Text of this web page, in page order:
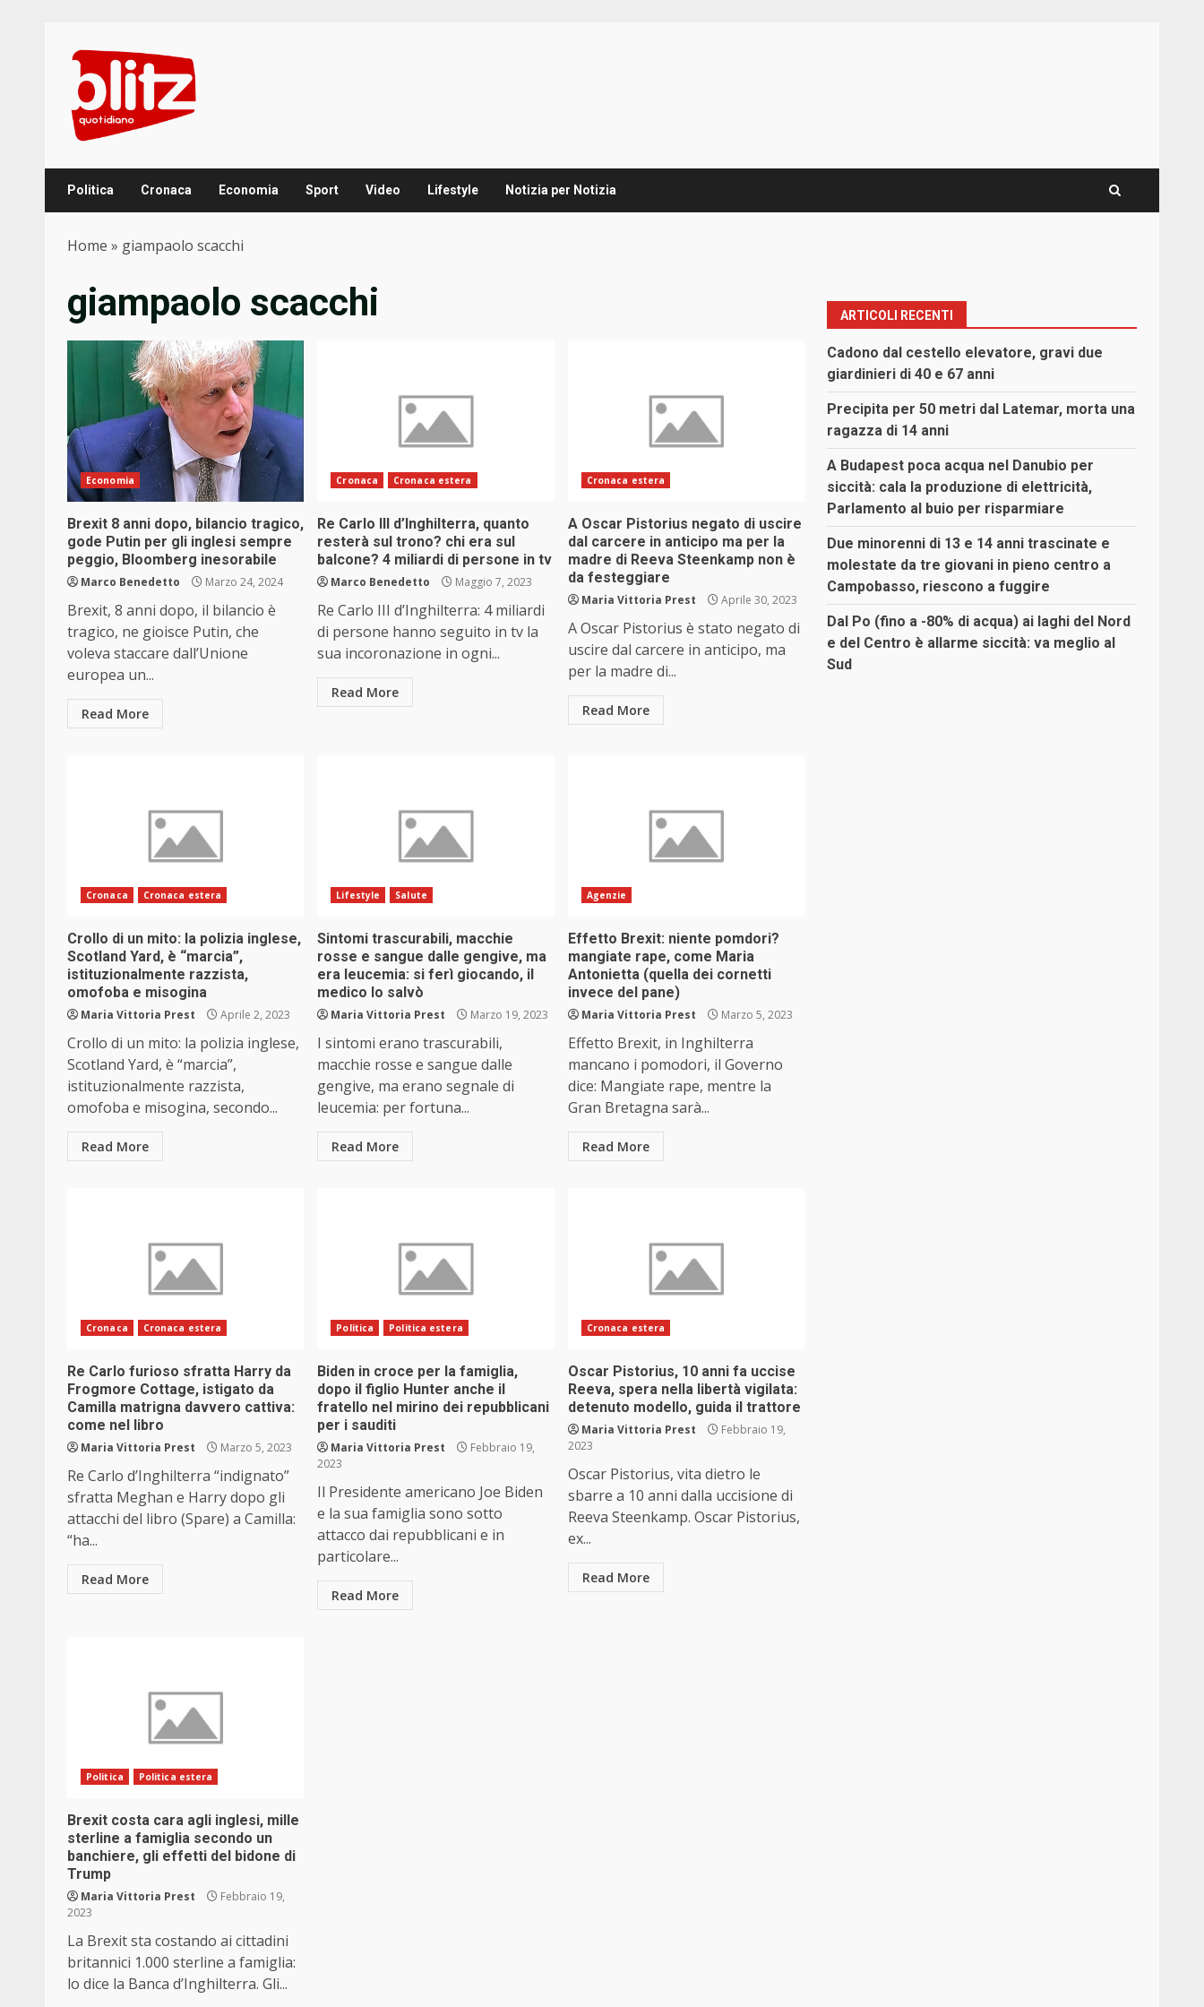
content
Politica Cronaca Economia Sport Video Lifestyle Notizia per Notizia
Home » giampaolo scacchi
giampaolo scacchi
Economia
Brexit 8 anni dopo, bilancio tragico,
gode Putin per gli inglesi sempre
peggio, Bloomberg inesorabile
Marco Benedetto Marzo 24, 2024
Brexit, 8 anni dopo, il bilancio è
tragico, ne gioisce Putin, che
voleva staccare dall’Unione
europea un...
Read More
Cronaca Cronaca estera
Re Carlo III d’Inghilterra, quanto
resterà sul trono? chi era sul
balcone? 4 miliardi di persone in tv
Marco Benedetto Maggio 7, 2023
Re Carlo III d’Inghilterra: 4 miliardi
di persone hanno seguito in tv la
sua incoronazione in ogni...
Read More
Cronaca estera
A Oscar Pistorius negato di uscire
dal carcere in anticipo ma per la
madre di Reeva Steenkamp non è
da festeggiare
Maria Vittoria Prest Aprile 30, 2023
A Oscar Pistorius è stato negato di
uscire dal carcere in anticipo, ma
per la madre di...
Read More
Cronaca Cronaca estera
Crollo di un mito: la polizia inglese,
Scotland Yard, è “marcia”,
istituzionalmente razzista,
omofoba e misogina
Maria Vittoria Prest Aprile 2, 2023
Crollo di un mito: la polizia inglese,
Scotland Yard, è “marcia”,
istituzionalmente razzista,
omofoba e misogina, secondo...
Read More
Lifestyle Salute
Sintomi trascurabili, macchie
rosse e sangue dalle gengive, ma
era leucemia: si ferì giocando, il
medico lo salvò
Maria Vittoria Prest Marzo 19, 2023
I sintomi erano trascurabili,
macchie rosse e sangue dalle
gengive, ma erano segnale di
leucemia: per fortuna...
Read More
Agenzie
Effetto Brexit: niente pomdori?
mangiate rape, come Maria
Antonietta (quella dei cornetti
invece del pane)
Maria Vittoria Prest Marzo 5, 2023
Effetto Brexit, in Inghilterra
mancano i pomodori, il Governo
dice: Mangiate rape, mentre la
Gran Bretagna sarà...
Read More
Cronaca Cronaca estera
Re Carlo furioso sfratta Harry da
Frogmore Cottage, istigato da
Camilla matrigna davvero cattiva:
come nel libro
Maria Vittoria Prest Marzo 5, 2023
Re Carlo d’Inghilterra “indignato”
sfratta Meghan e Harry dopo gli
attacchi del libro (Spare) a Camilla:
“ha...
Read More
Politica Politica estera
Biden in croce per la famiglia,
dopo il figlio Hunter anche il
fratello nel mirino dei repubblicani
per i sauditi
Maria Vittoria Prest
Febbraio 19,
2023
Il Presidente americano Joe Biden
e la sua famiglia sono sotto
attacco dai repubblicani e in
particolare...
Read More
Cronaca estera
Oscar Pistorius, 10 anni fa uccise
Reeva, spera nella libertà vigilata:
detenuto modello, guida il trattore
Maria Vittoria Prest
Febbraio 19,
2023
Oscar Pistorius, vita dietro le
sbarre a 10 anni dalla uccisione di
Reeva Steenkamp. Oscar Pistorius,
ex...
Read More
Politica Politica estera
Brexit costa cara agli inglesi, mille
sterline a famiglia secondo un
banchiere, gli effetti del bidone di
Trump
Maria Vittoria Prest
Febbraio 19,
2023
La Brexit sta costando ai cittadini
britannici 1.000 sterline a famiglia:
lo dice la Banca d’Inghilterra. Gli...
ARTICOLI RECENTI
Cadono dal cestello elevatore, gravi due
giardinieri di 40 e 67 anni
Precipita per 50 metri dal Latemar, morta una
ragazza di 14 anni
A Budapest poca acqua nel Danubio per
siccità: cala la produzione di elettricità,
Parlamento al buio per risparmiare
Due minorenni di 13 e 14 anni trascinate e
molestate da tre giovani in pieno centro a
Campobasso, riescono a fuggire
Dal Po (fino a -80% di acqua) ai laghi del Nord
e del Centro è allarme siccità: va meglio al
Sud